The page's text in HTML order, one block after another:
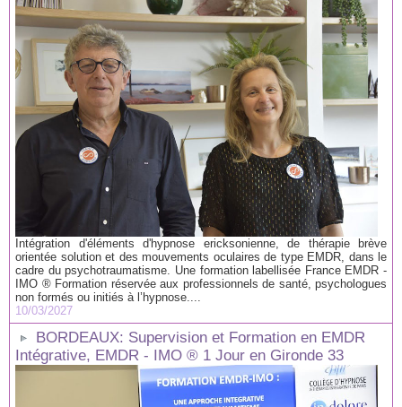
Intégration d'éléments d'hypnose ericksonienne, de thérapie brève
orientée solution et des mouvements oculaires de type EMDR, dans le
cadre du psychotraumatisme. Une formation labellisée France EMDR -
IMO ® Formation réservée aux professionnels de santé, psychologues
non formés ou initiés à l’hypnose....
10/03/2027
BORDEAUX: Supervision et Formation en EMDR
Intégrative, EMDR - IMO ® 1 Jour en Gironde 33